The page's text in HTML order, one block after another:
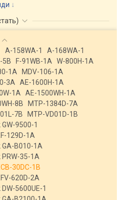
)
A-158WA-1
A-168WA-1
5B
F-91WB-1A
W-800H-1A
1A
MDV-106-1A
3A
AE-1600H-1A
1A
AE-1500WH-1A
8B
MTP-1384D-7A
7B
MTP-VD01D-1B
9500-1
129D-1A
GA-B010-1A
PRW-35-1A
30DC-1B
620D-2A
5600UE-1